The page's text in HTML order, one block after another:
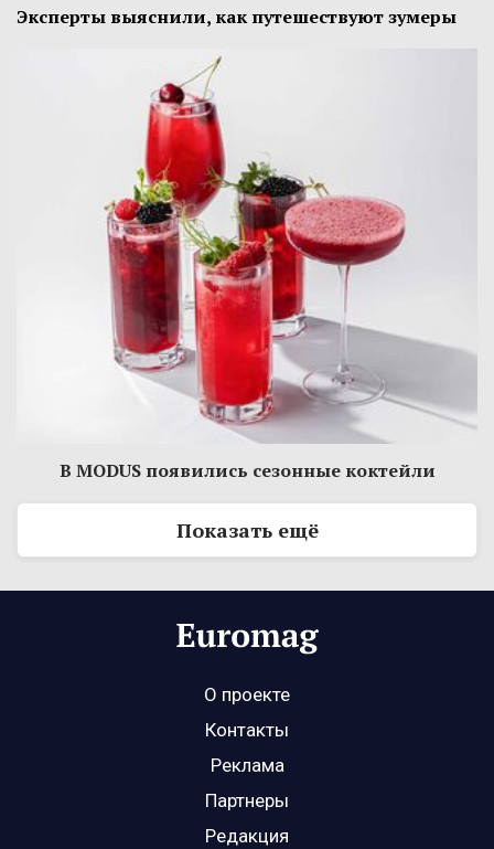
Эксперты выяснили, как путешествуют зумеры
В MODUS появились сезонные коктейли
Показать ещё
О проекте
Контакты
Реклама
Партнеры
Редакция